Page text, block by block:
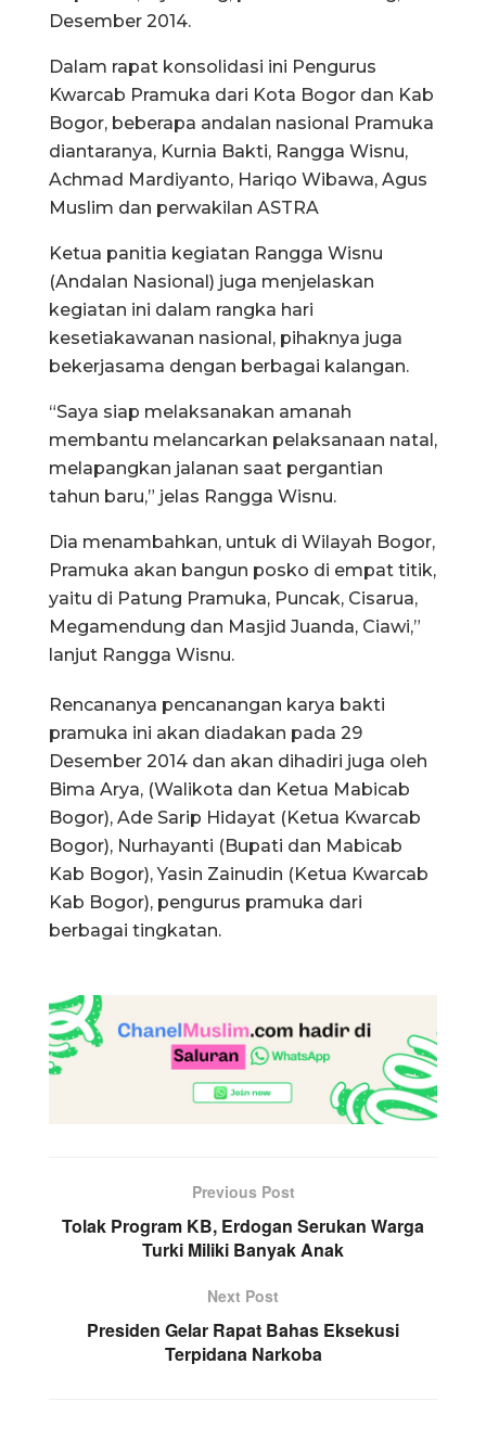
Desember 2014.
Dalam rapat konsolidasi ini Pengurus
Kwarcab Pramuka dari Kota Bogor dan Kab
Bogor, beberapa andalan nasional Pramuka
diantaranya, Kurnia Bakti, Rangga Wisnu,
Achmad Mardiyanto, Hariqo Wibawa, Agus
Muslim dan perwakilan ASTRA
Ketua panitia kegiatan Rangga Wisnu
(Andalan Nasional) juga menjelaskan
kegiatan ini dalam rangka hari
kesetiakawanan nasional, pihaknya juga
bekerjasama dengan berbagai kalangan.
“Saya siap melaksanakan amanah
membantu melancarkan pelaksanaan natal,
melapangkan jalanan saat pergantian
tahun baru,” jelas Rangga Wisnu.
Dia menambahkan, untuk di Wilayah Bogor,
Pramuka akan bangun posko di empat titik,
yaitu di Patung Pramuka, Puncak, Cisarua,
Megamendung dan Masjid Juanda, Ciawi,”
lanjut Rangga Wisnu.
Rencananya pencanangan karya bakti
pramuka ini akan diadakan pada 29
Desember 2014 dan akan dihadiri juga oleh
Bima Arya, (Walikota dan Ketua Mabicab
Bogor), Ade Sarip Hidayat (Ketua Kwarcab
Bogor), Nurhayanti (Bupati dan Mabicab
Kab Bogor), Yasin Zainudin (Ketua Kwarcab
Kab Bogor), pengurus pramuka dari
berbagai tingkatan.
Previous Post
Tolak Program KB, Erdogan Serukan Warga
Turki Miliki Banyak Anak
Next Post
Presiden Gelar Rapat Bahas Eksekusi
Terpidana Narkoba